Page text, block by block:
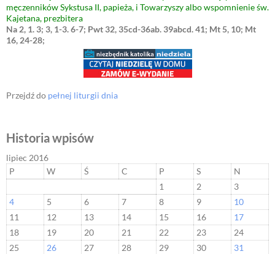
męczenników Sykstusa II, papieża, i Towarzyszy albo wspomnienie św.
Kajetana, prezbitera
Na 2, 1. 3; 3, 1-3. 6-7; Pwt 32, 35cd-36ab. 39abcd. 41; Mt 5, 10; Mt
16, 24-28;
Przejdź do pełnej liturgii dnia
Historia wpisów
lipiec 2016
P
W Ś C P S
N
1
2
3
4
5 6 7 8 9
10
11
12 13 14 15 16
17
18
19 20 21 22 23
24
25
26 27 28 29 30 31